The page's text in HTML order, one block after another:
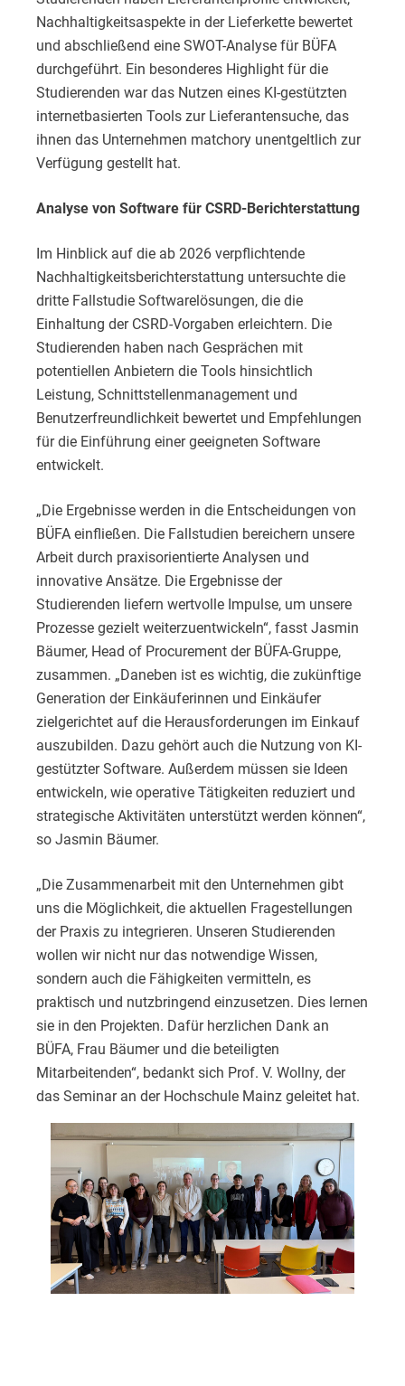
Nachhaltigkeitsaspekte in der Lieferkette bewertet
und abschließend eine SWOT-Analyse für BÜFA
durchgeführt. Ein besonderes Highlight für die
Studierenden war das Nutzen eines KI-gestützten
internetbasierten Tools zur Lieferantensuche, das
ihnen das Unternehmen matchory unentgeltlich zur
Verfügung gestellt hat.
Analyse von Software für CSRD-Berichterstattung
Im Hinblick auf die ab 2026 verpflichtende
Nachhaltigkeitsberichterstattung untersuchte die
dritte Fallstudie Softwarelösungen, die die
Einhaltung der CSRD-Vorgaben erleichtern. Die
Studierenden haben nach Gesprächen mit
potentiellen Anbietern die Tools hinsichtlich
Leistung, Schnittstellenmanagement und
Benutzerfreundlichkeit bewertet und Empfehlungen
für die Einführung einer geeigneten Software
entwickelt.
„Die Ergebnisse werden in die Entscheidungen von
BÜFA einfließen. Die Fallstudien bereichern unsere
Arbeit durch praxisorientierte Analysen und
innovative Ansätze. Die Ergebnisse der
Studierenden liefern wertvolle Impulse, um unsere
Prozesse gezielt weiterzuentwickeln“, fasst Jasmin
Bäumer, Head of Procurement der BÜFA-Gruppe,
zusammen. „Daneben ist es wichtig, die zukünftige
Generation der Einkäuferinnen und Einkäufer
zielgerichtet auf die Herausforderungen im Einkauf
auszubilden. Dazu gehört auch die Nutzung von KI-
gestützter Software. Außerdem müssen sie Ideen
entwickeln, wie operative Tätigkeiten reduziert und
strategische Aktivitäten unterstützt werden können“,
so Jasmin Bäumer.
„Die Zusammenarbeit mit den Unternehmen gibt
uns die Möglichkeit, die aktuellen Fragestellungen
der Praxis zu integrieren. Unseren Studierenden
wollen wir nicht nur das notwendige Wissen,
sondern auch die Fähigkeiten vermitteln, es
praktisch und nutzbringend einzusetzen. Dies lernen
sie in den Projekten. Dafür herzlichen Dank an
BÜFA, Frau Bäumer und die beteiligten
Mitarbeitenden“, bedankt sich Prof. V. Wollny, der
das Seminar an der Hochschule Mainz geleitet hat.